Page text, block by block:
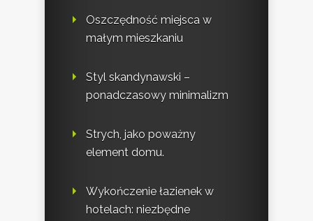
Oszczędność miejsca w
małym mieszkaniu
Styl skandynawski –
ponadczasowy minimalizm
Strych, jako poważny
element domu.
Wykończenie łazienek w
hotelach: niezbędne